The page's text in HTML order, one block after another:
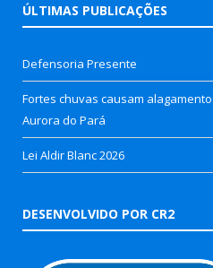
ÚLTIMAS PUBLICAÇÕES
Defensoria Presente
Fortes chuvas causam
Aurora do Pará
Lei Aldir Blanc 2026
DESENVOLVIDO POR CR2